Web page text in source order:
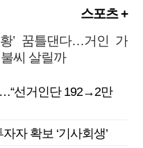
스포츠 +
황’ 꿈틀댄다…거인 가
씨 살릴까
선거인단 192→2만
자 확보 ‘기사회생’